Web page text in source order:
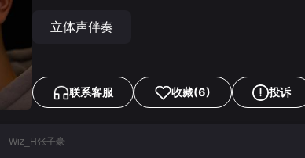
立体声伴奏
联系客服 收藏(6) 投诉
- Wiz_H张子豪